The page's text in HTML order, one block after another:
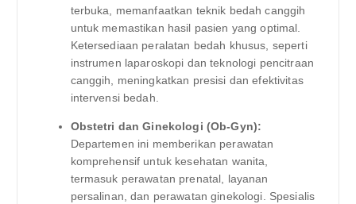
terbuka, memanfaatkan teknik bedah canggih
untuk memastikan hasil pasien yang optimal.
Ketersediaan peralatan bedah khusus, seperti
instrumen laparoskopi dan teknologi pencitraan
canggih, meningkatkan presisi dan efektivitas
intervensi bedah.
Obstetri dan Ginekologi (Ob-Gyn):
Departemen ini memberikan perawatan
komprehensif untuk kesehatan wanita,
termasuk perawatan prenatal, layanan
persalinan, dan perawatan ginekologi. Spesialis